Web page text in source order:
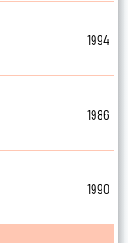
1994
1986
1990